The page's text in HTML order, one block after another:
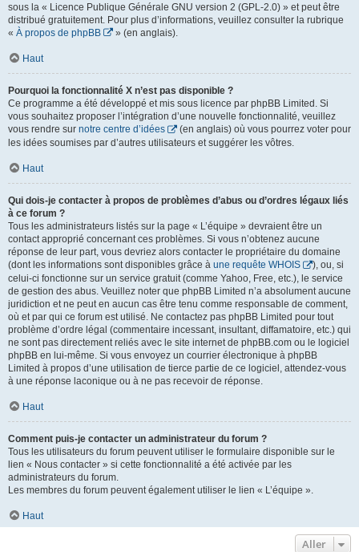
sous la « Licence Publique Générale GNU version 2 (GPL-2.0) » et peut être
distribué gratuitement. Pour plus d’informations, veuillez consulter la rubrique
« À propos de phpBB » (en anglais).
Haut
Pourquoi la fonctionnalité X n’est pas disponible ?
Ce programme a été développé et mis sous licence par phpBB Limited. Si
vous souhaitez proposer l’intégration d’une nouvelle fonctionnalité, veuillez
vous rendre sur notre centre d’idées
(en anglais) où vous pourrez voter pour
les idées soumises par d’autres utilisateurs et suggérer les vôtres.
Haut
Qui dois-je contacter à propos de problèmes d’abus ou d’ordres légaux liés
à ce forum ?
Tous les administrateurs listés sur la page « L’équipe » devraient être un
contact approprié concernant ces problèmes. Si vous n’obtenez aucune
réponse de leur part, vous devriez alors contacter le propriétaire du domaine
(dont les informations sont disponibles grâce à une requête WHOIS
), ou, si
celui-ci fonctionne sur un service gratuit (comme Yahoo, Free, etc.), le service
de gestion des abus. Veuillez noter que phpBB Limited n’a absolument aucune
juridiction et ne peut en aucun cas être tenu comme responsable de comment,
où et par qui ce forum est utilisé. Ne contactez pas phpBB Limited pour tout
problème d’ordre légal (commentaire incessant, insultant, diffamatoire, etc.) qui
ne sont pas directement reliés avec le site internet de phpBB.com ou le logiciel
phpBB en lui-même. Si vous envoyez un courrier électronique à phpBB
Limited à propos d’une utilisation de tierce partie de ce logiciel, attendez-vous
à une réponse laconique ou à ne pas recevoir de réponse.
Haut
Comment puis-je contacter un administrateur du forum ?
Tous les utilisateurs du forum peuvent utiliser le formulaire disponible sur le
lien « Nous contacter » si cette fonctionnalité a été activée par les
administrateurs du forum.
Les membres du forum peuvent également utiliser le lien « L’équipe ».
Haut
Aller